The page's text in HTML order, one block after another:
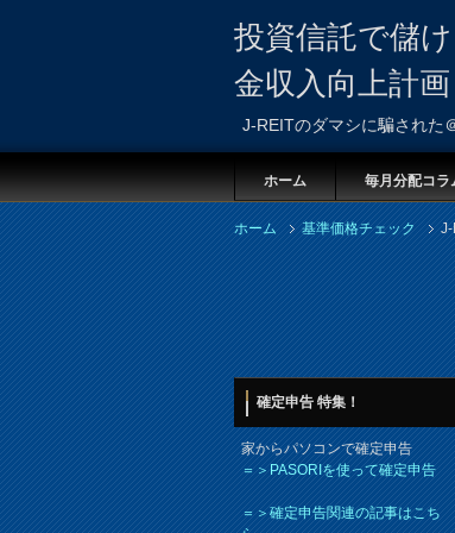
投資信託で儲
金収入向上計画
J-REITのダマシに騙された
ホーム 毎月分配コラ
ホーム 基準価格チェック
確定申告 特集！
家からパソコンで確定申告
＝＞PASORIを使って確定申告
＝＞確定申告関連の記事はこち